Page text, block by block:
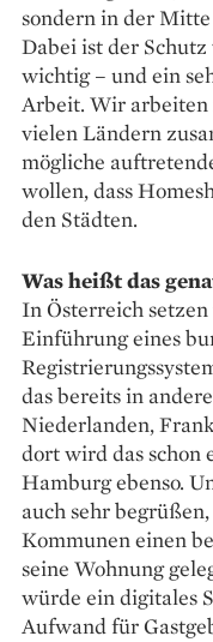
sondern in der
Dabei ist der
wichtig – und ein
Arbeit. Wir arbeiten
vielen Ländern
mögliche
wollen, dass
den Städten.
Was heißt das
In Österreich
Einführung eines
das bereits in
Niederlanden,
dort wird das schon
Hamburg ebenso.
auch sehr
Kommunen einen
seine Wohnung
würde ein digitales
Aufwand für